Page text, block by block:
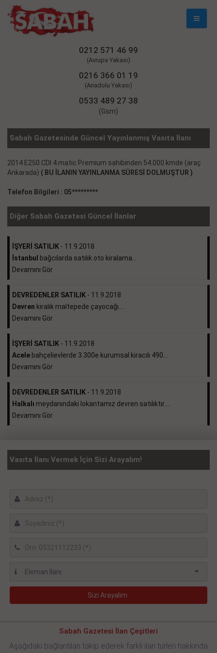
Mobil
0212 571 46 99
(Avrupa Yakası)
0216 366 01 19
(Anadolu Yakası)
0533 489 27 38
(Gsm)
Sabah Gazetesinde Güncel Yayınlanmış Vasıta İlanı
2014 E250 CDI 4.matic Premium sahibinden 54.000.kmde (araç
Ankarada) ( BU İLANIN YAYINLANMA SÜRESİ DOLMUŞTUR )
Telefon Bilgileri : 05*********
Diğer Sabah Gazetesi Güncel İlanlar
İŞYERİ SATILIK - 11.9.2018
İstanbul
bağcılarda satılık oto kiralama...
Devamını Gör
DEVREDENLER SATILIK - 11.9.2018
Devren kiralık maltepede çayocağı....
Devamını Gör
İŞYERİ SATILIK - 11.9.2018
Acele bahçelievlerde 3.300e kurumsal kiracılı 490...
Devamını Gör
DEVREDENLER SATILIK - 11.9.2018
Halkalı meydanındaki lokantamız devren satılıktır....
Devamını Gör
Vasıta İlanı Vermek İçin Sizi Arayalım!
Sabah Gazetesi İlan Çeşitleri
Aşağıdaki bağlantıları takip ederek farklı ilan türleri hakkında